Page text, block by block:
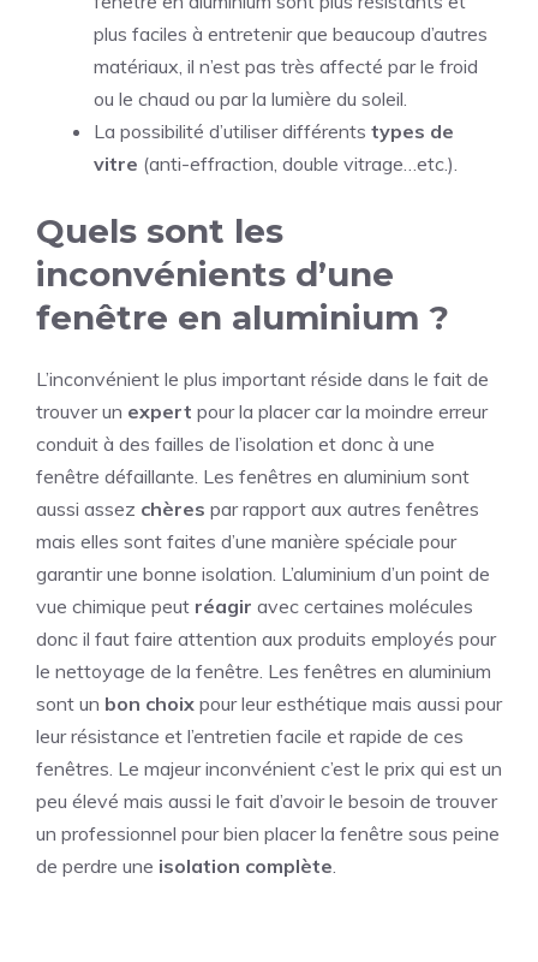
plus faciles à entretenir que beaucoup d’autres
matériaux, il n’est pas très affecté par le froid
ou le chaud ou par la lumière du soleil.
La possibilité d’utiliser différents types de
vitre (anti-effraction, double vitrage…etc.).
Quels sont les
inconvénients d’une
fenêtre en aluminium ?
L’inconvénient le plus important réside dans le fait de
trouver un expert pour la placer car la moindre erreur
conduit à des failles de l’isolation et donc à une
fenêtre défaillante. Les fenêtres en aluminium sont
aussi assez chères par rapport aux autres fenêtres
mais elles sont faites d’une manière spéciale pour
garantir une bonne isolation. L’aluminium d’un point de
vue chimique peut réagir avec certaines molécules
donc il faut faire attention aux produits employés pour
le nettoyage de la fenêtre. Les fenêtres en aluminium
sont un bon choix pour leur esthétique mais aussi pour
leur résistance et l’entretien facile et rapide de ces
fenêtres. Le majeur inconvénient c’est le prix qui est un
peu élevé mais aussi le fait d’avoir le besoin de trouver
un professionnel pour bien placer la fenêtre sous peine
de perdre une isolation complète.